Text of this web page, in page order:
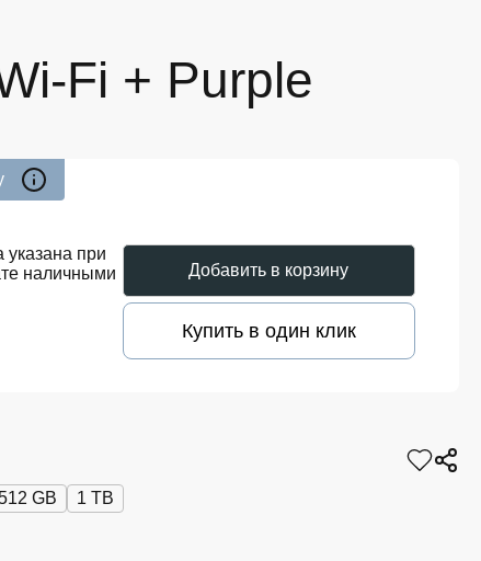
Fi + Purple
указана при
наличными
Добавить в корзину
Купить в один клик
GB 1 TB